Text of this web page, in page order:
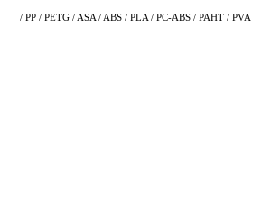
/ PP / PETG / ASA / ABS / PLA / PC-ABS / PAHT / PVA